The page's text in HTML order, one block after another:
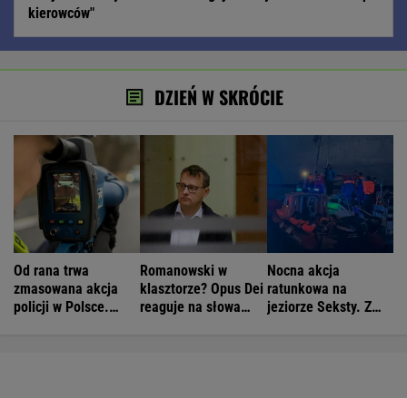
kierowców"
DZIEŃ W SKRÓCIE
Od rana trwa
zmasowana akcja
policji w Polsce.
Romanowski w
klasztorze? Opus Dei
reaguje na słowa
Nocna akcja
ratunkowa na
jeziorze Seksty. Z